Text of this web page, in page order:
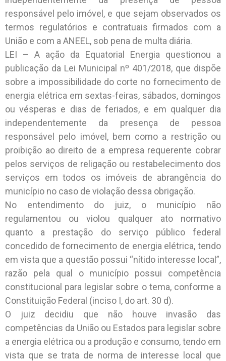
responsável pelo imóvel, e que sejam observados os
termos regulatórios e contratuais firmados com a
União e com a ANEEL, sob pena de multa diária.
LEI – A ação da Equatorial Energia questionou a
publicação da Lei Municipal nº 401/2018, que dispõe
sobre a impossibilidade do corte no fornecimento de
energia elétrica em sextas-feiras, sábados, domingos
ou vésperas e dias de feriados, e em qualquer dia
independentemente da presença de pessoa
responsável pelo imóvel, bem como a restrição ou
proibição ao direito de a empresa requerente cobrar
pelos serviços de religação ou restabelecimento dos
serviços em todos os imóveis de abrangência do
município no caso de violação dessa obrigação.
No entendimento do juiz, o município não
regulamentou ou violou qualquer ato normativo
quanto a prestação do serviço público federal
concedido de fornecimento de energia elétrica, tendo
em vista que a questão possui “nítido interesse local”,
razão pela qual o município possui competência
constitucional para legislar sobre o tema, conforme a
Constituição Federal (inciso I, do art. 30 d).
O juiz decidiu que não houve invasão das
competências da União ou Estados para legislar sobre
a energia elétrica ou a produção e consumo, tendo em
vista que se trata de norma de interesse local que